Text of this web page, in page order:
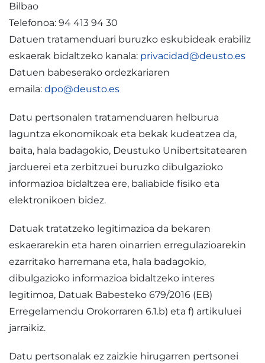
Bilbao
Telefonoa: 94 413 94 30
Datuen tratamenduari buruzko eskubideak erabiliz
eskaerak bidaltzeko kanala: privacidad@deusto.es
Datuen babeserako ordezkariaren
emaila: dpo@deusto.es
Datu pertsonalen tratamenduaren helburua
laguntza ekonomikoak eta bekak kudeatzea da,
baita, hala badagokio, Deustuko Unibertsitatearen
jarduerei eta zerbitzuei buruzko dibulgazioko
informazioa bidaltzea ere, baliabide fisiko eta
elektronikoen bidez.
Datuak tratatzeko legitimazioa da bekaren
eskaerarekin eta haren oinarrien erregulazioarekin
ezarritako harremana eta, hala badagokio,
dibulgazioko informazioa bidaltzeko interes
legitimoa, Datuak Babesteko 679/2016 (EB)
Erregelamendu Orokorraren 6.1.b) eta f) artikuluei
jarraikiz.
Datu pertsonalak ez zaizkie hirugarren pertsonei